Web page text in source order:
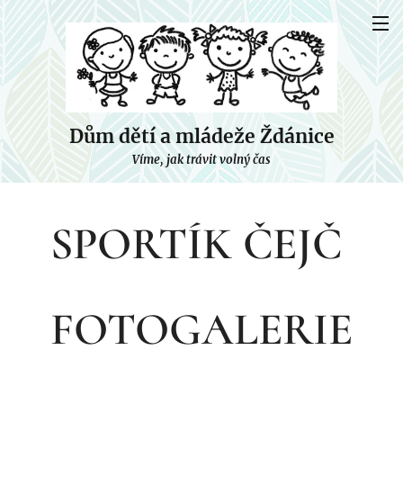
Dům dětí a mládeže Ždánice
Víme, jak trávit volný čas
SPORTÍK ČEJČ
FOTOGALERIE